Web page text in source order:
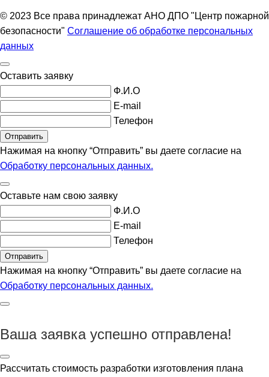
© 2023 Все права принадлежат АНО ДПО "Центр пожарной
безопасности" Соглашение об обработке персональных
данных
Оставить заявку
Ф.И.О
E-mail
Телефон
Нажимая на кнопку “Отправить” вы даете согласие на
Обработку персональных данных.
Оставьте нам свою заявку
Ф.И.О
E-mail
Телефон
Нажимая на кнопку “Отправить” вы даете согласие на
Обработку персональных данных.
Ваша заявка успешно отправлена!
Рассчитать стоимость разработки изготовления плана